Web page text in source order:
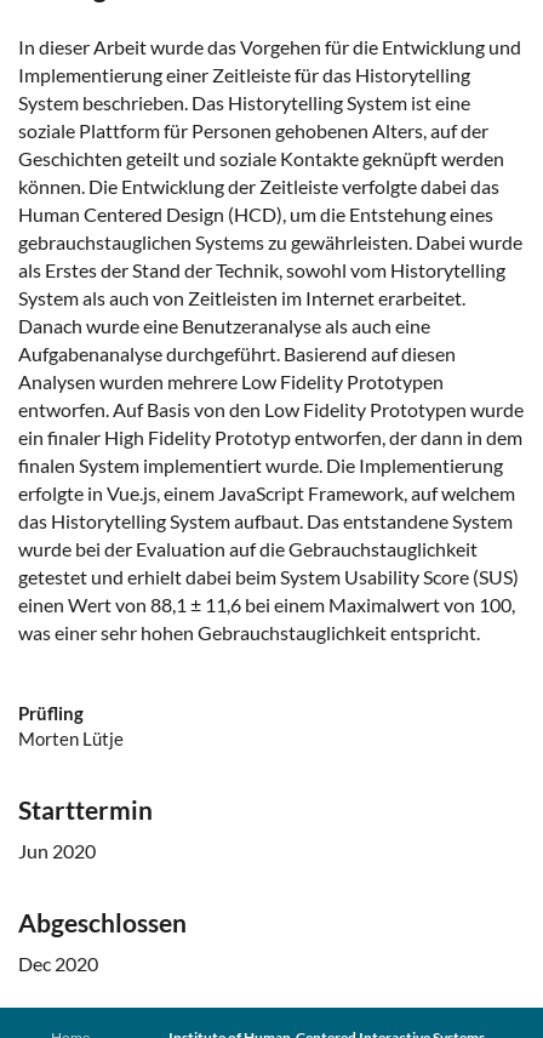
In dieser Arbeit wurde das Vorgehen für die Entwicklung und
Implementierung einer Zeitleiste für das Historytelling
System beschrieben. Das Historytelling System ist eine
soziale Plattform für Personen gehobenen Alters, auf der
Geschichten geteilt und soziale Kontakte geknüpft werden
können. Die Entwicklung der Zeitleiste verfolgte dabei das
Human Centered Design (HCD), um die Entstehung eines
gebrauchstauglichen Systems zu gewährleisten. Dabei wurde
als Erstes der Stand der Technik, sowohl vom Historytelling
System als auch von Zeitleisten im Internet erarbeitet.
Danach wurde eine Benutzeranalyse als auch eine
Aufgabenanalyse durchgeführt. Basierend auf diesen
Analysen wurden mehrere Low Fidelity Prototypen
entworfen. Auf Basis von den Low Fidelity Prototypen wurde
ein finaler High Fidelity Prototyp entworfen, der dann in dem
finalen System implementiert wurde. Die Implementierung
erfolgte in Vue.js, einem JavaScript Framework, auf welchem
das Historytelling System aufbaut. Das entstandene System
wurde bei der Evaluation auf die Gebrauchstauglichkeit
getestet und erhielt dabei beim System Usability Score (SUS)
einen Wert von 88,1 ± 11,6 bei einem Maximalwert von 100,
was einer sehr hohen Gebrauchstauglichkeit entspricht.
Prüfling
Morten Lütje
Starttermin
Jun 2020
Abgeschlossen
Dec 2020